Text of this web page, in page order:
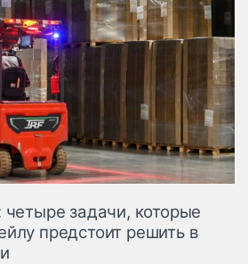
Логистика, грузы
и
грузы
и
Таможня и ВЭД
и
задачи, которые
предстоит решить в